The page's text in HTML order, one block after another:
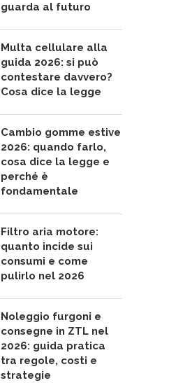
guarda al futuro
Multa cellulare alla
guida 2026: si può
contestare davvero?
Cosa dice la legge
Cambio gomme estive
2026: quando farlo,
cosa dice la legge e
perché è
fondamentale
Filtro aria motore:
quanto incide sui
consumi e come
pulirlo nel 2026
Noleggio furgoni e
consegne in ZTL nel
2026: guida pratica
tra regole, costi e
strategie